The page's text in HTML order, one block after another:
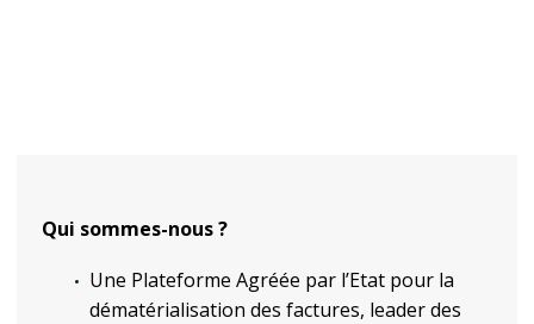
Qui sommes-nous ?
Une Plateforme Agréée par l’Etat pour la
dématérialisation des factures, leader des